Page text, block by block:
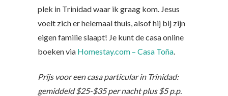
plek in Trinidad waar ik graag kom. Jesus
voelt zich er helemaal thuis, alsof hij bij zijn
eigen familie slaapt! Je kunt de casa online
boeken via Homestay.com – Casa Toña
Prijs voor een casa particular in Trinidad:
gemiddeld $25-$35 per nacht plus $5 p.p.